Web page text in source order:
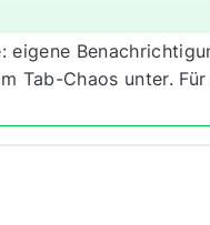
Tab-Chaos unter.